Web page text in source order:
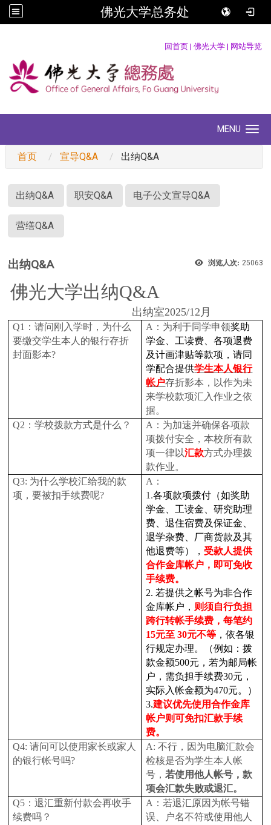
佛光大学总务处
回首页 | 佛光大学 | 网站导览
MENU
首页 宣导Q&A 出纳Q&A
出纳Q&A 职安Q&A 电子公文宣导Q&A
营缮Q&A
浏览人次: 25063
出纳Q&A
佛光大学出纳Q&A
出纳室2025/12 月
Q1 ：请问刚入学时，为什么
要缴交学生本人的银行存折
封面影本?
A ：为利于同学申领奖助
学金、工读费、各项退费
及计画津贴等款项 ，请同
学配合提供学生本人银行
帐户存折影本，以作为未
来学校款项汇入作业之依
据。
Q2 ：学校拨款方式是什么？ A ：为加速并确保各项款
项拨付安全，本校所有款
项一律以汇款方式办理拨
款作业。
Q3: 为什么学校汇给我的款
项，要被扣手续费呢?
A ：
1.各项款项拨付（如奖助
学金、工读金、研究助理
费、退住宿费及保证金、
退学杂费、厂商货款及其
他退费等）， 受款人提供
合作金库帐户，即可免收
手续费。
2. 若提供之帐号为非合作
金库帐户， 则须自行负担
跨行转帐手续费，每笔约
15元至 30元不等 ，依各银
行规定办理。（例如：拨
款金额500元，若为邮局帐
户，需负担手续费30元，
实际入帐金额为470元。）
3.建议优先使用合作金库
帐户则可免扣汇款手续
费。
Q4:请问可以使用家长或家人
的银行帐号吗?
A:不行，因为电脑汇款会
检核是否为学生本人帐
号，若使用他人帐号，款
项会汇款失败或退汇。
Q5 ：退汇重新付款会再收手
续费吗？
A ：若退汇原因为帐号错
误、户名不符或使用他人